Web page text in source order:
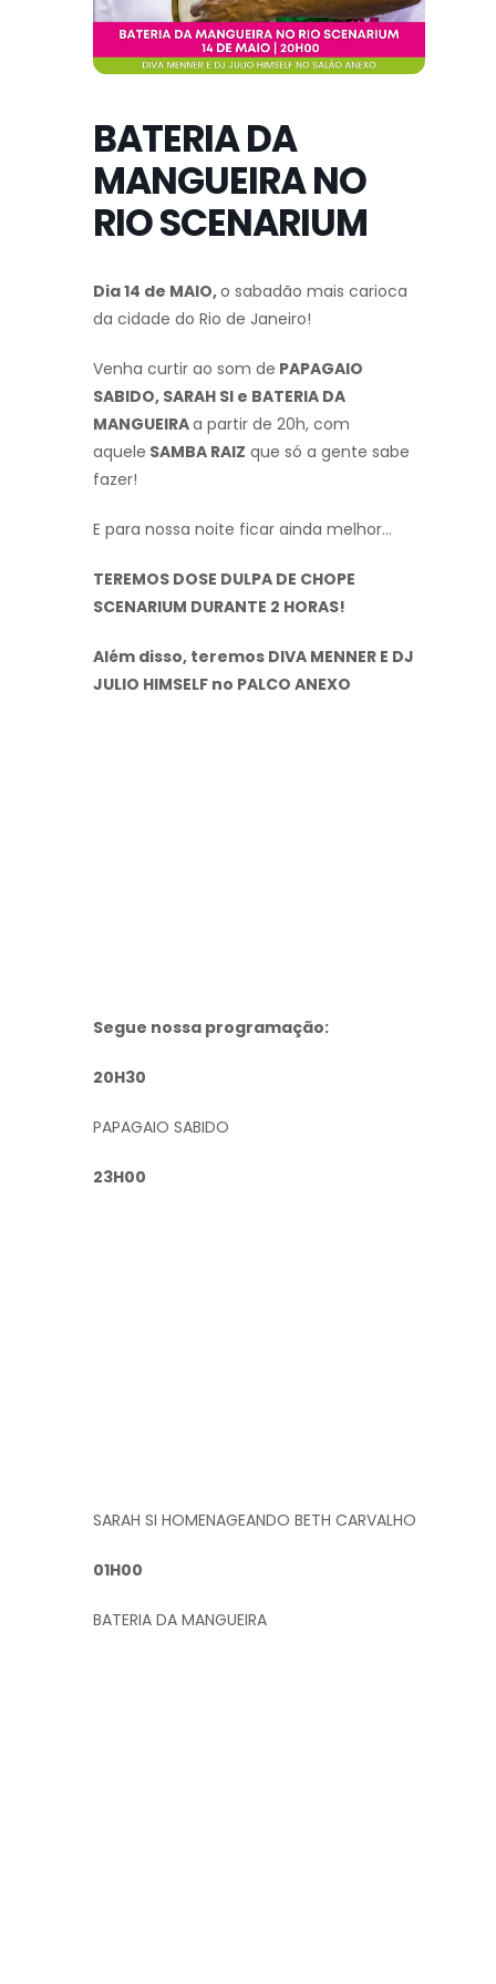
BATERIA DA
MANGUEIRA NO
RIO SCENARIUM
Dia 14 de MAIO,o sabadão mais carioca
da cidade do Rio de Janeiro!
Venha curtir ao som de PAPAGAIO
SABIDO, SARAH SI e BATERIA DA
MANGUEIRAa partir de 20h, com
aquele SAMBA RAIZ que só a gente sabe
fazer!
E para nossa noite ficar ainda melhor…
TEREMOS DOSE DULPA DE CHOPE
SCENARIUM DURANTE 2 HORAS!
Além disso, teremos DIVA MENNER E DJ
JULIO HIMSELF no PALCO ANEXO
Segue nossa programação:
20H30
PAPAGAIO SABIDO
23H00
SARAH SI HOMENAGEANDO BETH CARVALHO
01H00
BATERIA DA MANGUEIRA